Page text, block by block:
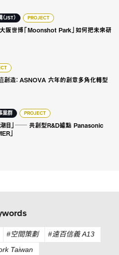
JST） PROJECT
阪世博「Moonshot Park」如何把未來研
Moonshot Park」如何把未來研
創造： ASNOVA 六年的創意多角化轉型
六年的創意多角化轉型
業群 PROJECT
潮目」── 共創型R&D據點 Panasonic
」
創型R&D據點 Panasonic EW
#空間策劃
#遠百信義 A13
Taiwan